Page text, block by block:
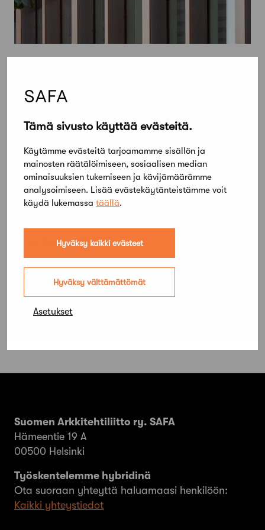
Tämä sivusto käyttää evästeitä.
Käytämme evästeitä tarjoamamme sisällön ja
mainosten räätälöimiseen, sosiaalisen median
ominaisuuksien tukemiseen ja kävijämäärämme
analysoimiseen. Lisää evästekäytänteistämme voit
käydä lukemassa täällä.
Hyväksy kaikki evästeet
Hyväksy välttämättömät
Asetukset
6 helmikuun, 2020
Länsimetro ja Aurora Experience
palkittiin Vuoden valaistuskohde 2019 -
palkinnolla
Suomen Arkkitehtiliitto ry. SAFA
Hämeentie 19 A
00500 Helsinki
Työskentelemme hybridinä
Ota suoraan yhteyttä haluamaasi henkilöön:
Kaikki yhteystiedot